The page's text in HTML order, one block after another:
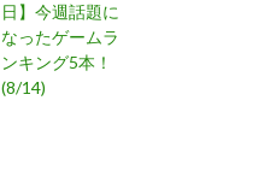
日】今週話題に
なったゲームラ
ンキング5本！
(8/14)